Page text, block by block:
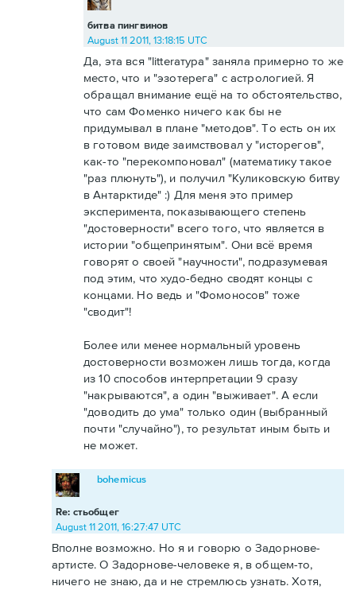
битва пингвинов
August 11 2011, 13:18:15 UTC
Да, эта вся "litterатура" заняла примерно то же
место, что и "эзотерега" с астрологией. Я
обращал внимание ещё на то обстоятельство,
что сам Фоменко ничего как бы не
придумывал в плане "методов". То есть он их
в готовом виде заимствовал у "исторегов",
как-то "перекомпоновал" (математику такое
"раз плюнуть"), и получил "Куликовскую битву
в Антарктиде" :) Для меня это пример
эксперимента, показывающего степень
"достоверности" всего того, что является в
истории "общепринятым". Они всё время
говорят о своей "научности", подразумевая
под этим, что худо-бедно сводят концы с
концами. Но ведь и "Фомоносов" тоже
"сводит"!
Более или менее нормальный уровень
достоверности возможен лишь тогда, когда
из 10 способов интерпретации 9 сразу
"накрываются", а один "выживает". А если
"доводить до ума" только один (выбранный
почти "случайно"), то результат иным быть и
не может.
Re: стьобщег
bohemicus
August 11 2011, 16:27:47 UTC
Вполне возможно. Но я и говорю о Задорнове-
артисте. О Задорнове-человеке я, в общем-то,
ничего не знаю, да и не стремлюсь узнать. Хотя,